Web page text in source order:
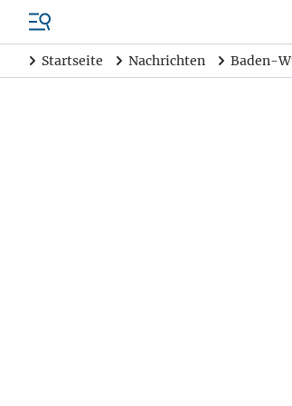
Startseite Nachrichten Baden-